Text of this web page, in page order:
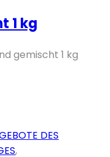
1 kg
gemischt 1 kg
DES
,